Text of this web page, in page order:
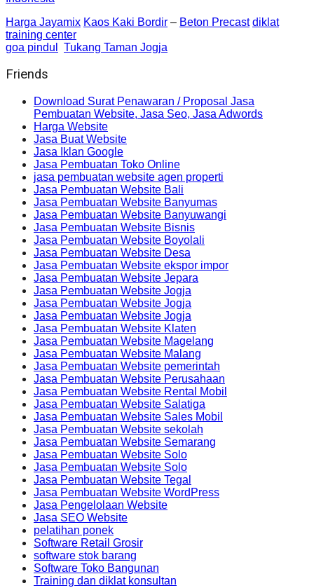
Harga Jayamix Kaos Kaki Bordir – Beton Precast diklat
training center
goa pindul
Tukang Taman Jogja
Friends
Download Surat Penawaran / Proposal Jasa
Pembuatan Website, Jasa Seo, Jasa Adwords
Harga Website
Jasa Buat Website
Jasa Iklan Google
Jasa Pembuatan Toko Online
jasa pembuatan website agen properti
Jasa Pembuatan Website Bali
Jasa Pembuatan Website Banyumas
Jasa Pembuatan Website Banyuwangi
Jasa Pembuatan Website Bisnis
Jasa Pembuatan Website Boyolali
Jasa Pembuatan Website Desa
Jasa Pembuatan Website ekspor impor
Jasa Pembuatan Website Jepara
Jasa Pembuatan Website Jogja
Jasa Pembuatan Website Jogja
Jasa Pembuatan Website Jogja
Jasa Pembuatan Website Klaten
Jasa Pembuatan Website Magelang
Jasa Pembuatan Website Malang
Jasa Pembuatan Website pemerintah
Jasa Pembuatan Website Perusahaan
Jasa Pembuatan Website Rental Mobil
Jasa Pembuatan Website Salatiga
Jasa Pembuatan Website Sales Mobil
Jasa Pembuatan Website sekolah
Jasa Pembuatan Website Semarang
Jasa Pembuatan Website Solo
Jasa Pembuatan Website Solo
Jasa Pembuatan Website Tegal
Jasa Pembuatan Website WordPress
Jasa Pengelolaan Website
Jasa SEO Website
pelatihan ponek
Software Retail Grosir
software stok barang
Software Toko Bangunan
Training dan diklat konsultan